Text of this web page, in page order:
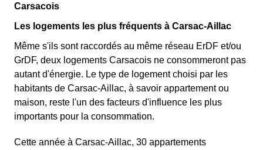
Carsacois
Les logements les plus fréquents à Carsac-Aillac
Même s'ils sont raccordés au même réseau ErDF et/ou
GrDF, deux logements Carsacois ne consommeront pas
autant d'énergie. Le type de logement choisi par les
habitants de Carsac-Aillac, à savoir appartement ou
maison, reste l'un des facteurs d'influence les plus
importants pour la consommation.
Cette année à Carsac-Aillac, 30 appartements